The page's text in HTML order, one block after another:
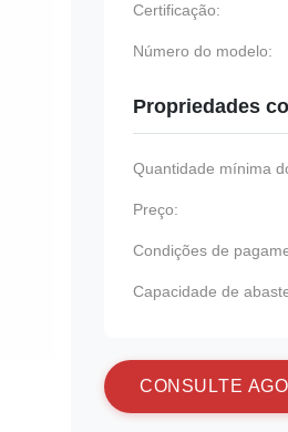
Certificação:
Número do modelo:
Propriedades
Quantidade mínima
Preço:
Condições de
Capacidade de
CON SU LTE AGO